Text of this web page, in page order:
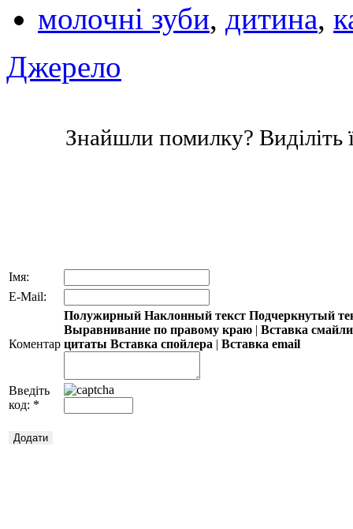
молочні зуби, дитина,
Джерело
Знайшли помилку? Виділіть
Імя:
E-Mail:
Коментар
Полужирный Наклонный текст Подчеркнутый
Выравнивание по правому краю | Вставка
цитаты Вставка спойлера | Вставка email
Введіть
код: *